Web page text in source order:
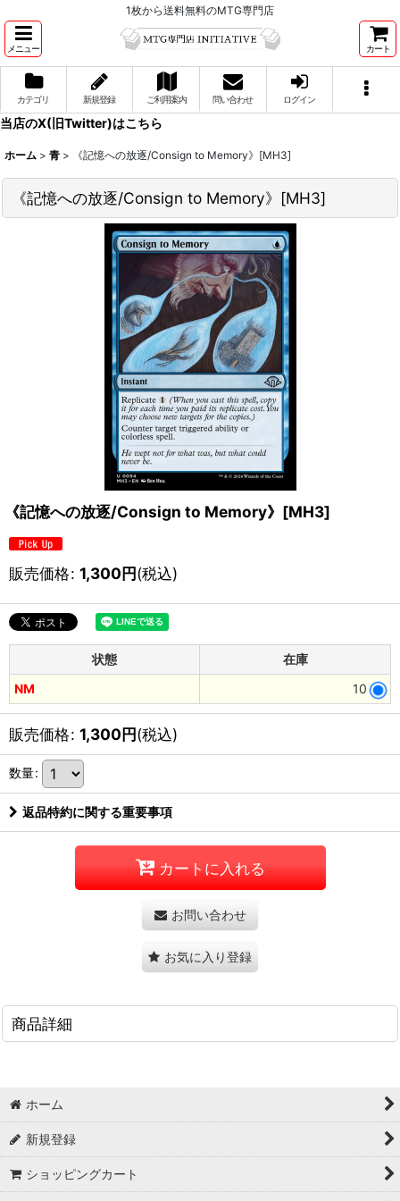
1枚から送料無料のMTG専門店
メニュー カート
カテゴリ 新規登録 ご利用案内 問い合わせ ログイン
当店のX(旧Twitter)はこちら
ホーム > 青 > 《記憶への放逐/Consign to Memory》[MH3]
《記憶への放逐/Consign to Memory》[MH3]
《記憶への放逐/Consign to Memory》[MH3]
販売価格: 1,300円(税込)
状態
在庫
NM
10
販売価格: 1,300円(税込)
数量:
返品特約に関する重要事項
カートに入れる
お問い合わせ
お気に入り登録
商品詳細
ホーム
新規登録
ショッピングカート